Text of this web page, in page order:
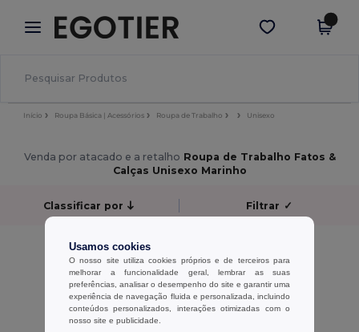
× App Egotier
Melhores preços na app!
Obter app
Início Roupa Básica | Acessórios Roupa de Trabalho Unisexo
Venda por atacado e a retalho Roupa de Trabalho Fatos &
Calças Unisexo Marinho
Classificar por Filtrar ✓
Sem resultados.
Sem resultados.
Exibindo Todos Os Produtos.
Usamos cookies
O nosso site utiliza cookies próprios e de terceiros para
melhorar a funcionalidade geral, lembrar as suas
preferências, analisar o desempenho do site e garantir uma
experiência de navegação fluida e personalizada, incluindo
conteúdos personalizados, interações otimizadas com o
nosso site e publicidade.